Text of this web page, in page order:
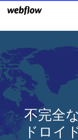
不完全
ドロイ